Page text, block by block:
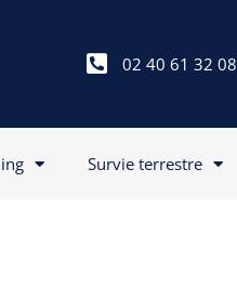
02 40 61 32 08
Survie terrestre